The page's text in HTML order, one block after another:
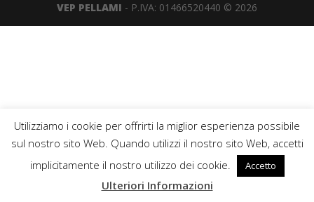
VEP PELLAMI - P.IVA: 01466520440 © 2026
Utilizziamo i cookie per offrirti la miglior esperienza possibile
sul nostro sito Web. Quando utilizzi il nostro sito Web, accetti
implicitamente il nostro utilizzo dei cookie.
Accetto
Ulteriori Informazioni